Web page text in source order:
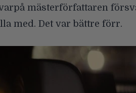
mästerförfattaren
med. Det var bättre förr.